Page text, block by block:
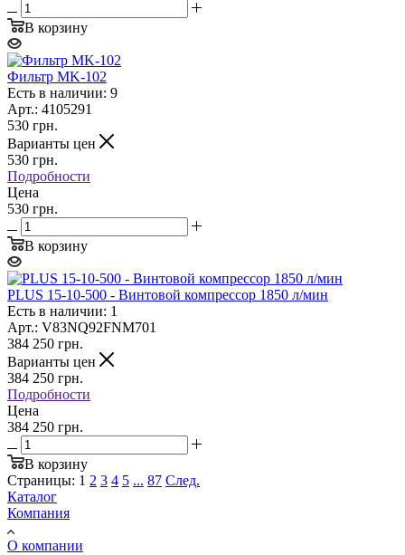
В корзину
Фильтр MK-102
Есть в наличии: 9
Арт.: 4105291
530 грн.
Варианты цен
530 грн.
Подробности
Цена
530 грн.
В корзину
PLUS 15-10-500 - Винтовой компрессор 1850 л/мин
Есть в наличии: 1
Арт.: V83NQ92FNM701
384 250 грн.
Варианты цен
384 250 грн.
Подробности
Цена
384 250 грн.
В корзину
Страницы: 1 2 3 4 5 ... 87 След.
Каталог
Компания
О компании